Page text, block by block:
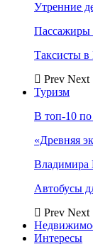
Утренние
Пассажиры
Таксисты в
Prev Next
Туризм
В топ-10
«Древняя
Владимира
Автобусы
Prev Next
Интересы